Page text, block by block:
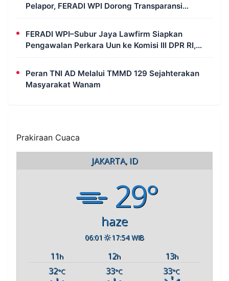
Pelapor, FERADI WPI Dorong Transparansi
Perkara Uun
FERADI WPI–Subur Jaya Lawfirm Siapkan
Pengawalan Perkara Uun ke Komisi III DPR RI,
LPSK, Kompolnas dan Propam
Peran TNI AD Melalui TMMD 129 Sejahterakan
Masyarakat Wanam
Prakiraan Cuaca
JAKARTA, ID
29°
haze
06:01 17:54 WIB
11h 12h 13h
32°C 33°C 33°C